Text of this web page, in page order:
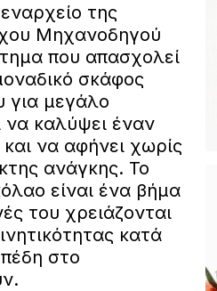
της
Μηχανοδηγού
που απασχολεί
σκάφος
για μεγάλο
να καλύψει έναν
να αφήνει χωρίς
ανάγκης. Το
είναι ένα βήμα
του χρειάζονται
κατά
στο